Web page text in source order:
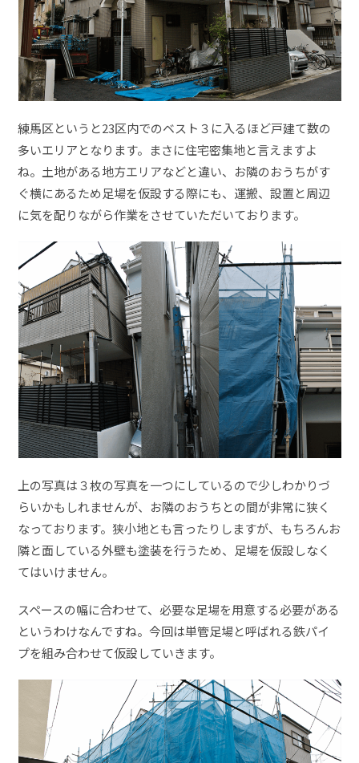
練馬区というと23区内でのベスト３に入るほど戸建て数の
多いエリアとなります。まさに住宅密集地と言えますよ
ね。土地がある地方エリアなどと違い、お隣のおうちがす
ぐ横にあるため足場を仮設する際にも、運搬、設置と周辺
に気を配りながら作業をさせていただいております。
上の写真は３枚の写真を一つにしているので少しわかりづ
らいかもしれませんが、お隣のおうちとの間が非常に狭く
なっております。狭小地とも言ったりしますが、もちろんお
隣と面している外壁も塗装を行うため、足場を仮設しなく
てはいけません。
スペースの幅に合わせて、必要な足場を用意する必要がある
というわけなんですね。今回は単管足場と呼ばれる鉄パイ
プを組み合わせて仮設していきます。